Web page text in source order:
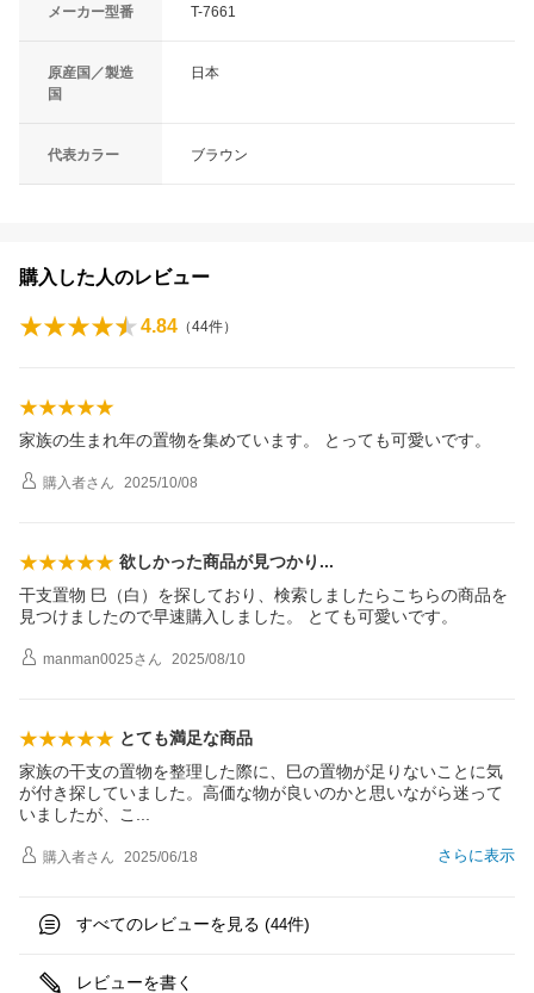
メーカー型番 T-7661
原産国／製造
国
日本
代表カラー ブラウン
購入した人のレビュー
4.84 （44件）
家族の生まれ年の置物を集めています。 とっても可愛いです。
購入者さん 2025/10/08
欲しかった商品が見つかり
干支置物 巳（白）を探しており、検索しましたらこちらの商品を
見つけましたので早速購入しました。 とても可愛いです。
manman0025さん 2025/08/10
とても満足な商品
家族の干支の置物を整理した際に、巳の置物が足りないことに気
が付き探していました。高価な物が良いのかと思いながら迷って
いましたが、
こ
さらに表示
購入者さん 2025/06/18
すべてのレビューを見る (44件)
レビューを書く